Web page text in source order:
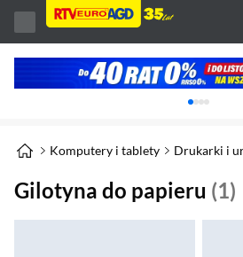
Karuzela
Komputery i tablety Drukarki i
Gilotyna do papieru (1)